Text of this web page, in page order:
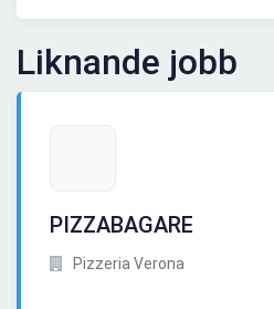
Liknande jobb
PIZZABAGARE
Pizzeria Verona